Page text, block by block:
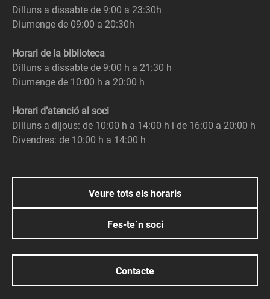
Dilluns a dissabte de 9:00 a 23:30h
Diumenge de 09:00 a 20:30h
Horari de la biblioteca
Dilluns a dissabte de 9:00 h a 21:30 h
Diumenge de 10:00 h a 20:00 h
Horari d’atenció al soci
Dilluns a dijous: de 10:00 h a 14:00 h i de 16:00 a 20:00 h
Divendres: de 10:00 h a 14:00 h
Veure tots els horaris
Fes-te´n soci
Contacte